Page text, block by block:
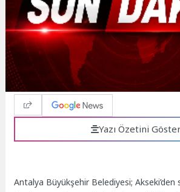
Yazı Özetini
Antalya Büyükşehir Belediyesi; Akseki’den